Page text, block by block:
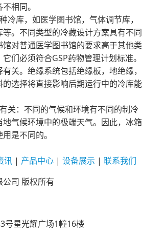
相同。
冷库，如医学图书馆，气体调节库，
。不同类型的冷藏设计方案具有不同
对普通医学图书馆的要求高于其他类
们必须符合GSP药物管理计划标准。
关。绝缘系统包括绝缘板，地绝缘，
选择将直接影响后期运行中的冷库能
关：不同的气候和环境有不同的制冷
气候环境中的极端天气。因此，冰箱
是不同的。
讯 | 产品中心 | 设备展示 | 联系我们
司 版权所有
号星光耀广场1幢16楼